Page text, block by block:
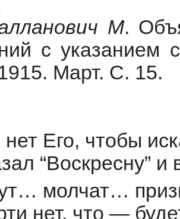
М.
с указанием
Март. С. 15.
нет Его, чтобы
“Воскресну” и
молчат…
нет, что —